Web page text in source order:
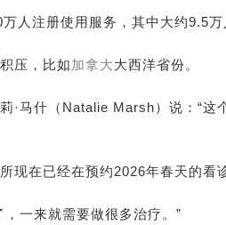
人注册使用服务，其中大约9.5万
压，比如加拿大大西洋省份。
·马什（ Natalie Marsh） 说：“这
现在已经在预约2026年春天的看
一来就需要做很多治疗。”